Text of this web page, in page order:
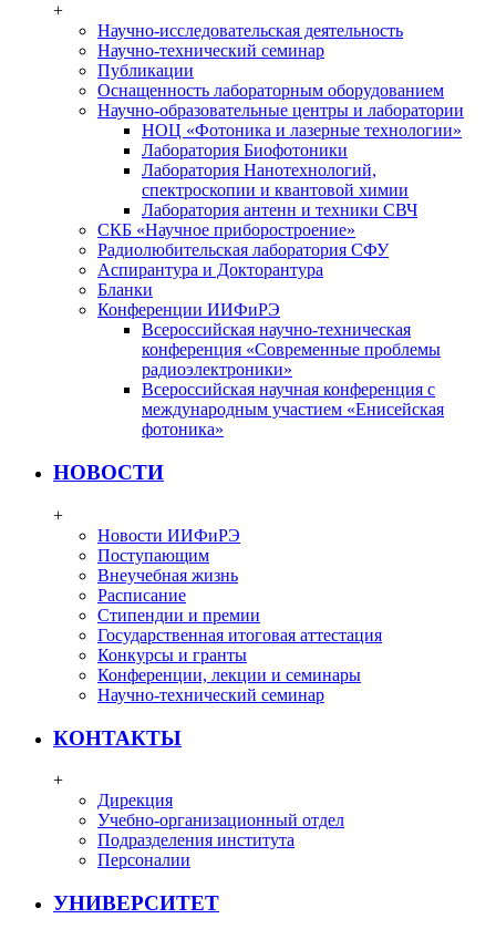
+
Научно-исследовательская деятельность
Научно-технический семинар
Публикации
Оснащенность лабораторным оборудованием
Научно-образовательные центры и лаборатории
НОЦ «Фотоника и лазерные технологии»
Лаборатория Биофотоники
Лаборатория Нанотехнологий,
спектроскопии и квантовой химии
Лаборатория антенн и техники СВЧ
СКБ «Научное приборостроение»
Радиолюбительская лаборатория СФУ
Аспирантура и Докторантура
Бланки
Конференции ИИФиРЭ
Всероссийская научно-техническая
конференция «Современные проблемы
радиоэлектроники»
Всероссийская научная конференция с
международным участием «Енисейская
фотоника»
НОВОСТИ
+
Новости ИИФиРЭ
Поступающим
Внеучебная жизнь
Расписание
Стипендии и премии
Государственная итоговая аттестация
Конкурсы и гранты
Конференции, лекции и семинары
Научно-технический семинар
КОНТАКТЫ
+
Дирекция
Учебно-организационный отдел
Подразделения института
Персоналии
УНИВЕРСИТЕТ